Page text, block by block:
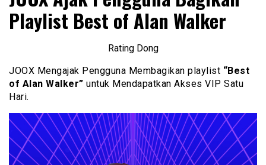
Playlist Best of Alan Walker
Rating Dong
JOOX Mengajak Pengguna Membagikan playlist “Best
of Alan Walker” untuk Mendapatkan Akses VIP Satu
Hari.